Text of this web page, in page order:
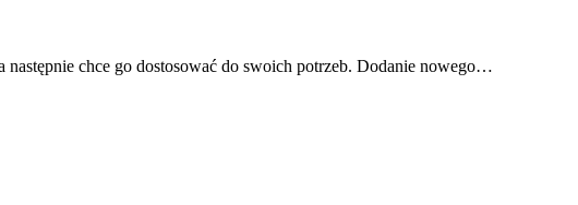
chce go dostosować do swoich potrzeb. Dodanie nowego…